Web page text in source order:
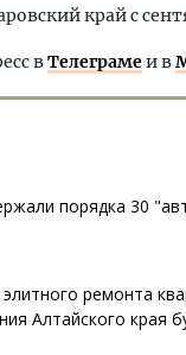
край с
вТелеграмеи в
порядка 30
ремонта
Алтайского края